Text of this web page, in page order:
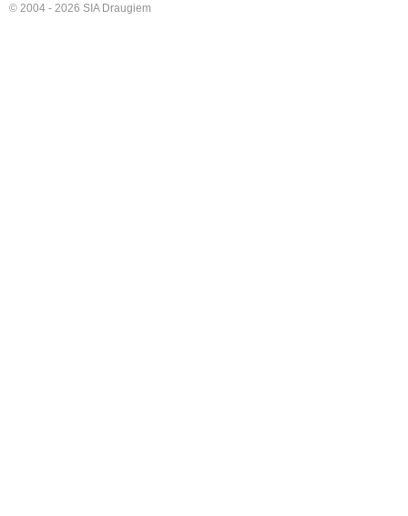
© 2004 - 2026 SIA Draugiem